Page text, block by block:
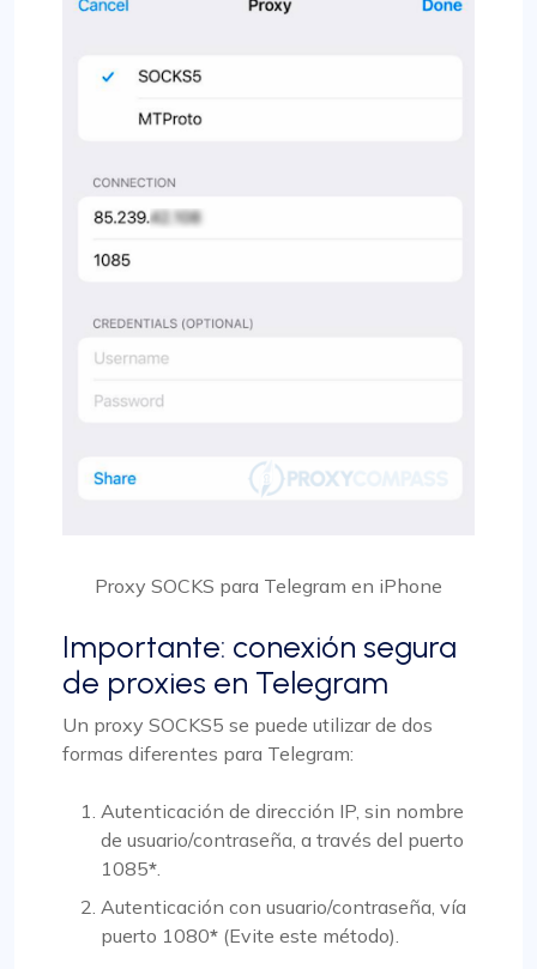
Proxy SOCKS para Telegram en iPhone
Importante: conexión segura
de proxies en Telegram
Un proxy SOCKS5 se puede utilizar de dos
formas diferentes para Telegram:
Autenticación de dirección IP, sin nombre
de usuario/contraseña, a través del puerto
1085*.
Autenticación con usuario/contraseña, vía
puerto 1080* (Evite este método).